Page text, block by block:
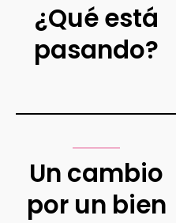
¿Qué está
pasando?
Un cambio
por un bien